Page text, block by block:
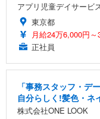
アプリ児童デイサービ
東京都
月給24万6,000円～
正社員
「事務スタッフ・デ
自分らしく!髪色・ネ
株式会社ONE LOOK